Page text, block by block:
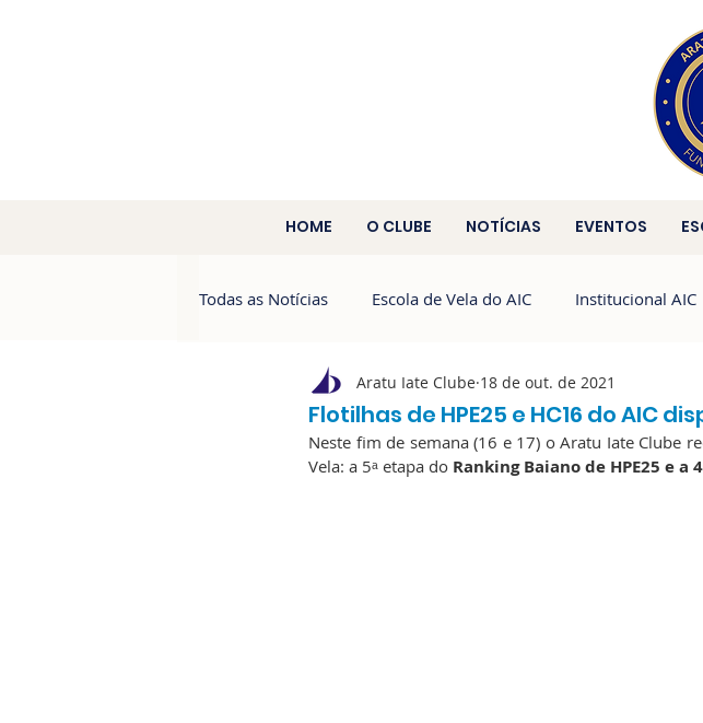
HOME O CLUBE NOTÍCIAS EVENTOS
Todas as Notícias Escola de Vela do AIC Institucional AIC
Aratu 60 Anos Campeonato Brasileiro de HPE25
Flotilhas de HPE25 e HC16 do AIC
Aratu Iate Clube 18 de out. de 2021
Neste fim de semana (16 e 17) o Aratu Iate Clube
Vela: a 5ᵃ etapa do Ranking Baiano de HPE25 e a